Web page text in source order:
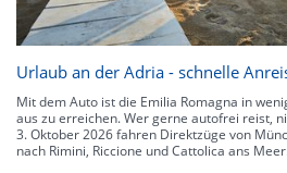
Urlaub an der Adria - schnelle
Mit dem Auto ist die Emilia Romagna in
aus zu erreichen. Wer gerne autofrei reist,
3. Oktober 2026 fahren Direktzüge von
nach Rimini, Riccione und Cattolica ans